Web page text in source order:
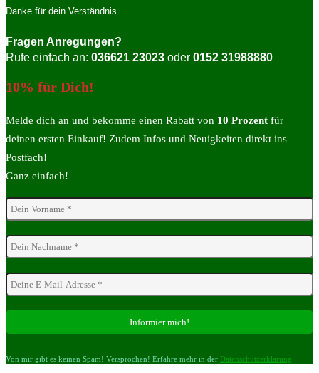
Danke für dein Verständnis.
Fragen Anregungen?
Rufe einfach an: 036621 23023 oder 0152 31988880
10% für Dich!
Melde dich an und bekomme einen Rabatt von 10 Prozent für
deinen ersten Einkauf! Zudem Infos und Neuigkeiten direkt ins
Postfach!
Ganz einfach!
Von mir gibt es keinen Spam! Versprochen! Erfahre mehr in der Datenschutzerklärung